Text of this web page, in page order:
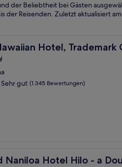
der Beliebtheit bei Gästen
der Reisenden. Zuletzt aktualisiert am
Hotel,
Hotel, Trademark
Sehr gut (1.345 Bewertungen)
Naniloa Hotel Hilo - a
Hotel Hilo - a Doubletree